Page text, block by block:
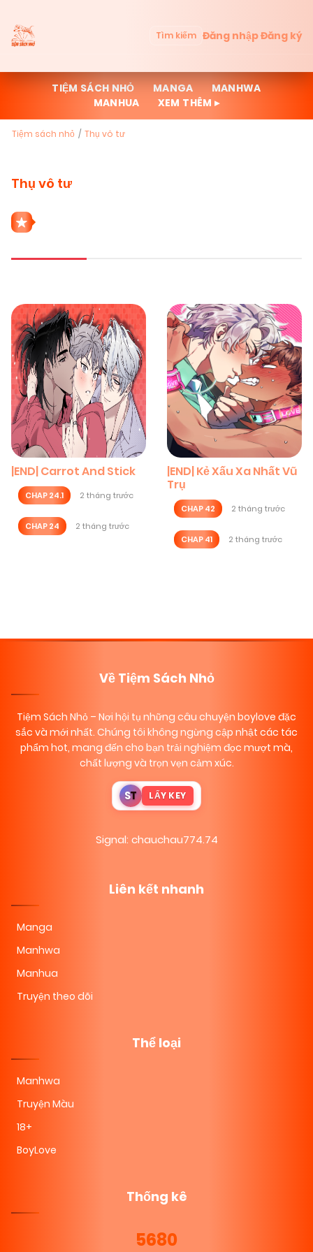
Tìm kiếm Đăng nhậpĐăng ký
TIỆM SÁCH NHỎ MANGA
MANHWA
MANHUA
XEM THÊM ▸
Tiệm sách nhỏ Thụ vô tư
Thụ vô tư
|END| Carrot And Stick
CHAP 24.1 2 tháng trước
CHAP 24 2 tháng trước
|END| Kẻ Xấu Xa Nhất Vũ
Trụ
CHAP 42 2 tháng trước
CHAP 41 2 tháng trước
Về Tiệm Sách Nhỏ
Tiệm Sách Nhỏ – Nơi hội tụ những câu chuyện boylove đặc
sắc và mới nhất. Chúng tôi không ngừng cập nhật các tác
phẩm hot, mang đến cho bạn trải nghiệm đọc mượt mà,
chất lượng và trọn vẹn cảm xúc.
ST LẤY KEY
Signal: chauchau774.74
Liên kết nhanh
Manga
Manhwa
Manhua
Truyện theo dõi
Thể loại
Manhwa
Truyện Màu
18+
BoyLove
Thống kê
5680